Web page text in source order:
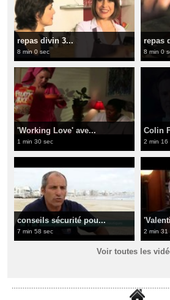
repas divin 3...
8 min 0 sec
repas
8 min 0
'Working Love' ave...
1 min 30 sec
Colin
2 min 16
conseils sécurité pou...
7 min 58 sec 2 min 31
Voir toutes les